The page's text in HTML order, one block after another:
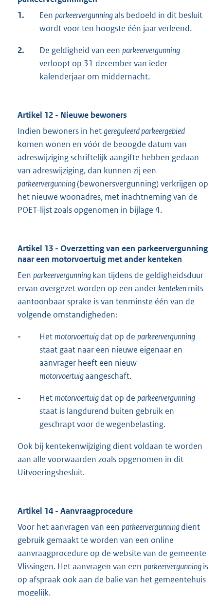
1.
Een parkeervergunningals bedoeld in dit besluit
wordt voor ten hoogste één jaar verleend.
2. De geldigheid van een parkeervergunning
verloopt op 31 december van ieder
kalenderjaar om middernacht.
Artikel 12 - Nieuwe bewoners
Indien bewoners in hetgereguleerd parkeergebied
komen wonen en vóór de beoogde datum van
adreswijziging schriftelijk aangifte hebben gedaan
van adreswijziging, dan kunnen zij een
parkeervergunning(bewonersvergunning) verkrijgen op
het nieuwe woonadres, met inachtneming van de
POET-lijst zoals opgenomen in bijlage 4.
Artikel 13 - Overzetting van een parkeervergunning
naar een motorvoertuig met ander kenteken
Een parkeervergunningkan tijdens de geldigheidsduur
ervan overgezet worden op een ander kentekenmits
aantoonbaar sprake is van tenminste één van de
volgende omstandigheden:
- Het motorvoertuigdat op de parkeervergunning
staat gaat naar een nieuwe eigenaar en
aanvrager heeft een nieuw
motorvoertuigaangeschaft.
- Het motorvoertuigdat op de parkeervergunning
staat is langdurend buiten gebruik en
geschrapt voor de wegenbelasting.
Ook bij kentekenwijziging dient voldaan te worden
aan alle voorwaarden zoals opgenomen in dit
Uitvoeringsbesluit.
Artikel 14 - Aanvraagprocedure
Voor het aanvragen van een parkeervergunningdient
gebruik gemaakt te worden van een online
aanvraagprocedure op de website van de gemeente
Vlissingen. Het aanvragen van een parkeervergunningis
op afspraak ook aan de balie van het gemeentehuis
mogelijk.